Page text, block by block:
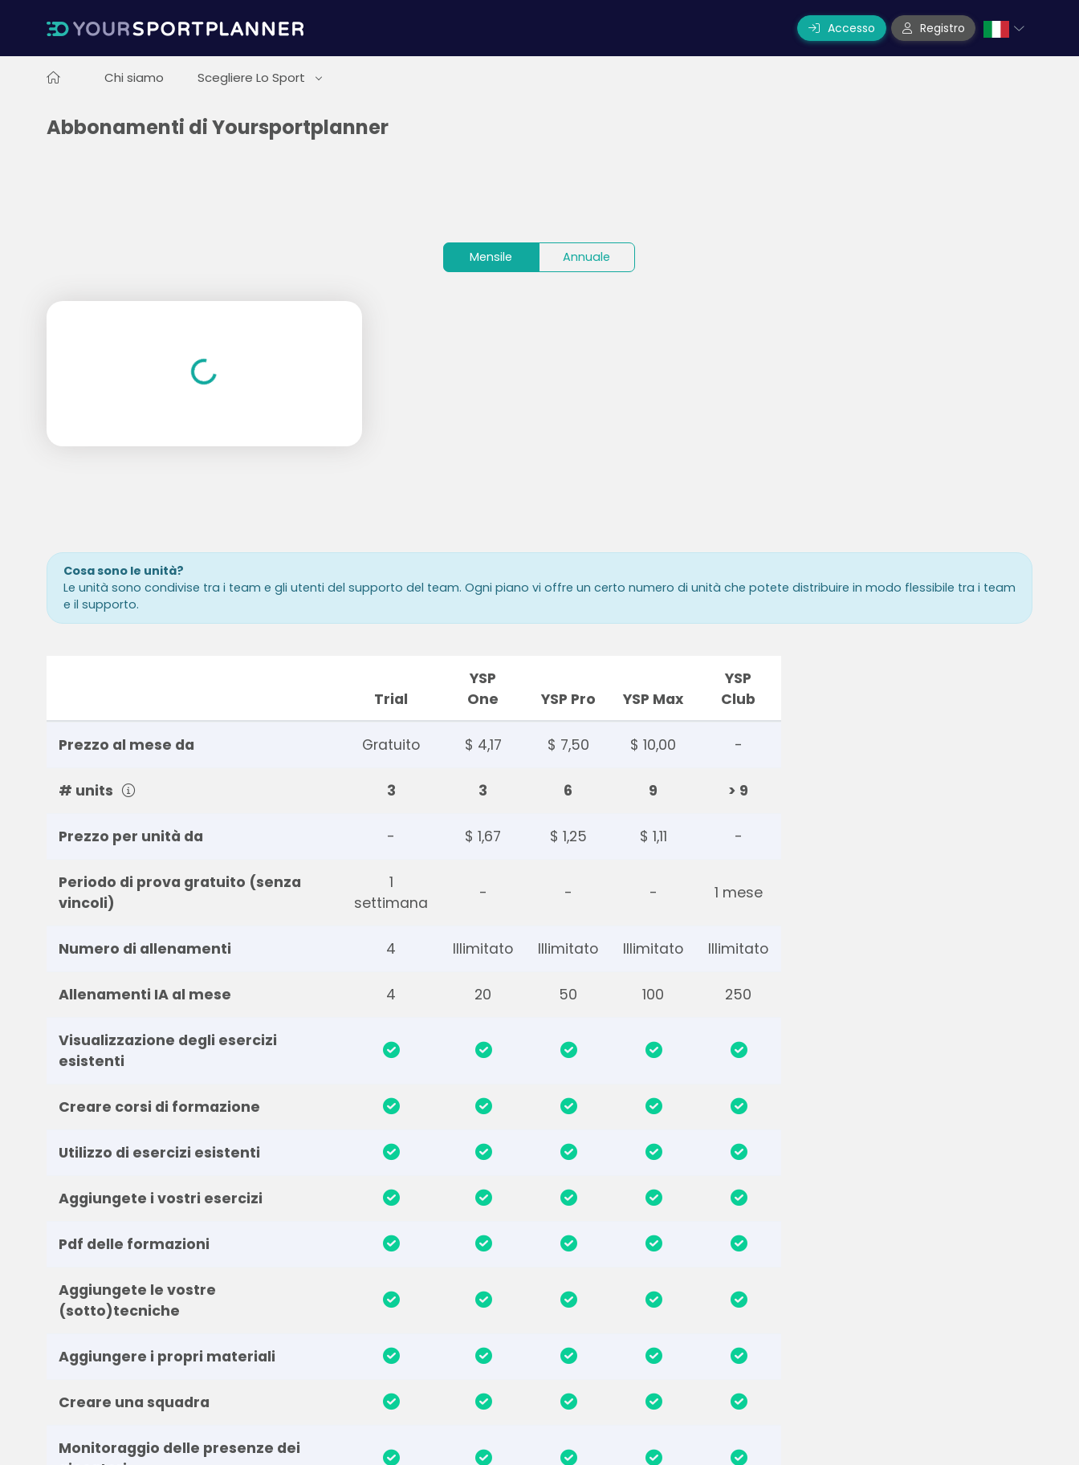
Accesso Registro
Chi siamo Scegliere Lo Sport
Abbonamenti di Yoursportplanner
Mensile Annuale
Loading...
Cosa sono le unità?
Le unità sono condivise tra i team e gli utenti del supporto del team. Ogni piano vi offre un certo numero di unità che potete distribuire in modo flessibile tra i team
e il supporto.
Trial
YSP
One
YSP Pro YSP Max
YSP
Club
Prezzo al mese da Gratuito $ 4,17 $ 7,50 $ 10,00 -
# units 3 3 6 9 > 9
Prezzo per unità da - $ 1,67 $ 1,25 $ 1,11 -
Periodo di prova gratuito (senza
vincoli)
1
settimana
- - - 1 mese
Numero di allenamenti 4 Illimitato Illimitato Illimitato Illimitato
Allenamenti IA al mese 4 20 50 100 250
Visualizzazione degli esercizi
esistenti
Creare corsi di formazione
Utilizzo di esercizi esistenti
Aggiungete i vostri esercizi
Pdf delle formazioni
Aggiungete le vostre
(sotto)tecniche
Aggiungere i propri materiali
Creare una squadra
Monitoraggio delle presenze dei